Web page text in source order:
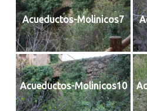
Acueductos-Molinicos7
Acueductos-Molinicos10